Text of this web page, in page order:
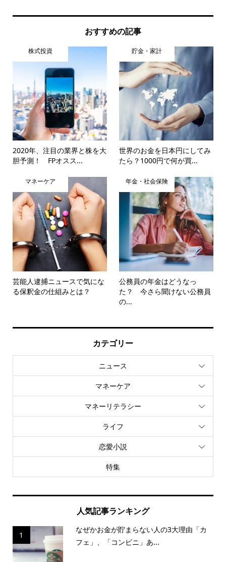
おすすめの記事
株式投資
2020年、注目の業界と株を大
胆予測！ FPオスス...
貯金・家計
世界のお金を日本円にしてみ
たら？1000円で何が買...
マネーケア
芸能人逮捕ニュースで気にな
る保釈金の仕組みとは？
年金・社会保険
公務員の年金はどうなっ
た？ 今さら聞けない公務員
の...
カテゴリー
ニュース
マネーケア
マネーリテラシー
ライフ
恋愛小説
特集
人気記事ランキング
1
なぜかお金が貯まらない人の3大理由「カ
フェ」、「コンビニ」あ...